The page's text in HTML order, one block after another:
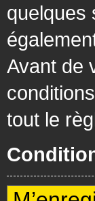
quelques
Avant de
tout le